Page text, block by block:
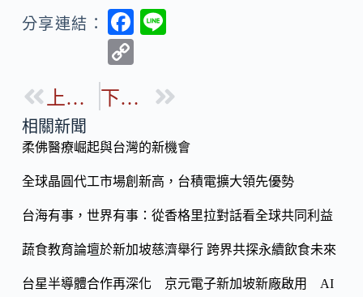
分享連結：
F
b
o
k
p
Li
n
k
上一篇 下一篇
相關新聞
柔佛醫療崛起與台灣的新機會
全球晶圓代工市場創新高，台積電擴大領先優勢
台海有事，世界有事：從香格里拉對話看全球共同利益
蔬食教育論壇於新加坡慈濟舉行 跨界共探永續飲食未來
台星半導體合作再深化 京元電子新加坡新廠啟用 AI